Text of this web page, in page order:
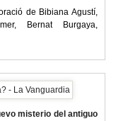
de Bibiana Agustí,
Bernat Burgaya,
misterio del antiguo